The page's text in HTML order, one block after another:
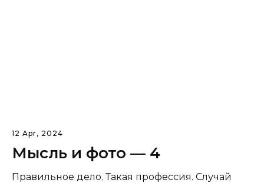
12 Apr, 2024
Мысль и фото — 4
Правильное дело. Такая профессия. Случай